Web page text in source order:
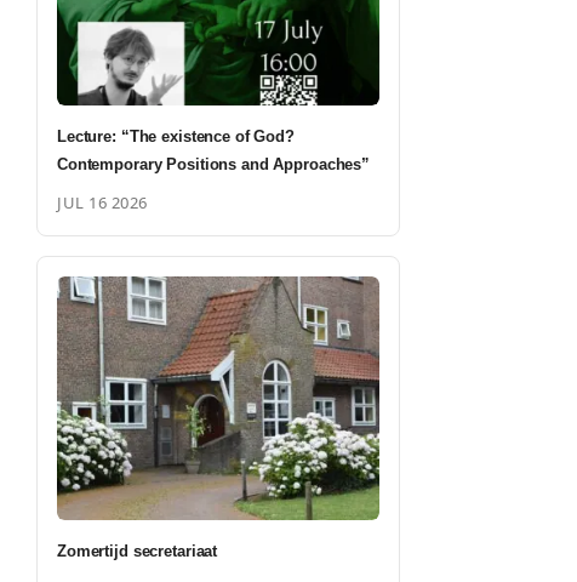
Lecture: “The existence of God?
Contemporary Positions and Approaches”
JUL 16 2026
Zomertijd secretariaat